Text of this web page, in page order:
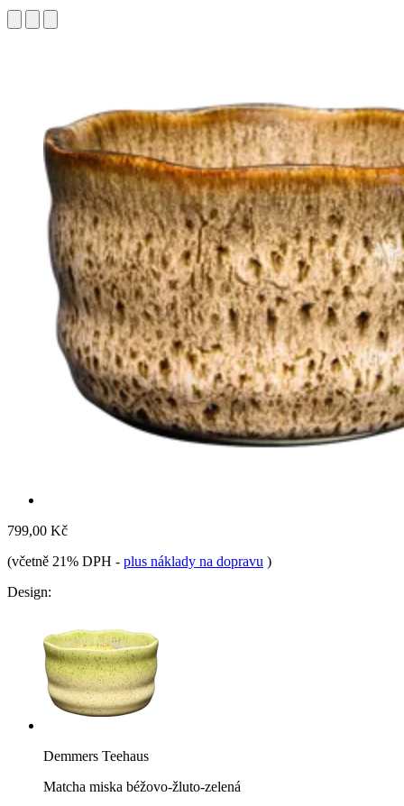
799,00 Kč
(včetně 21% DPH - plus náklady na dopravu )
Design:
Demmers Teehaus
Matcha miska béžovo-žluto-zelená